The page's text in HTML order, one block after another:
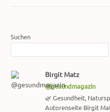
Suchen
Birgit Matz
@gesundmagazin
🌿 Gesundheit,
Autorenseite Birgit